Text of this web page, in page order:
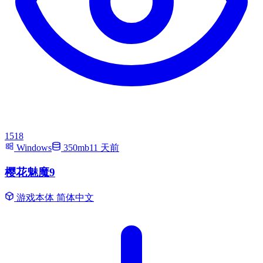
1518
Windows
350mb11 天前
樱花魅魔9
游戏本体 简体中文